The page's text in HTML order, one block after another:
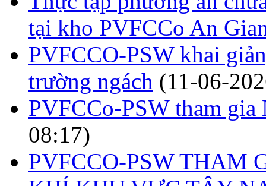
tại kho PVFCCo An
PVFCCO-PSW khai
trường ngách (11-06-
PVFCCo-PSW tham gia
08:17)
PVFCCO-PSW THAM